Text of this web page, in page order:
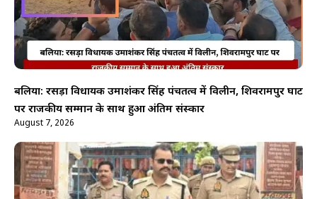
बलिया: रसड़ा विधायक उमाशंकर सिंह पंचतत्व में विलीन, शिवरामपुर घाट
पर राजकीय सम्मान के साथ हुआ अंतिम संस्कार
August 7, 2026